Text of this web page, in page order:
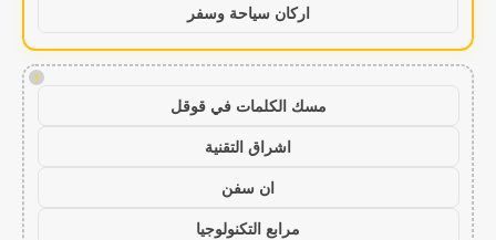
اركان سياحة وسفر
!
مسك الكلمات في قوقل
اشراق التقنية
ان سفن
مرابع التكنولوجيا